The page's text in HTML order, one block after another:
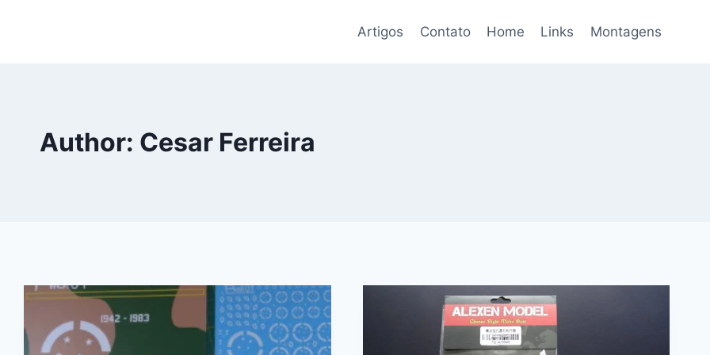
Artigos Contato Home Links Montagens
Author: Cesar Ferreira